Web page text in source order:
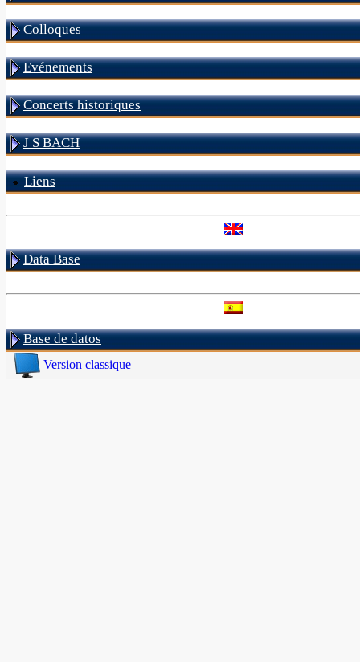
Colloques
Evénements
Concerts historiques
J S BACH
Liens
Data Base
Base de datos
Version classique